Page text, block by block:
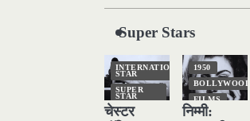
2
पसीने
की
हकीकत
Sonaley Jain
Super Stars
INTERNATIONAL
STAR
SUPER
STAR
TOP
STORIES
चेस्टर
1950
BOLLYWOOD
FILMS
HINDI
निम्मी: